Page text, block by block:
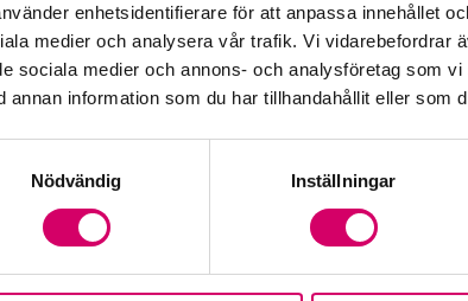
enhetsidentifierare för att anpassa innehållet
medier och analysera vår trafik. Vi vidarebefordrar
sociala medier och annons- och analysföretag som
annan information som du har tillhandahållit eller som
Nödvändig
Inställningar